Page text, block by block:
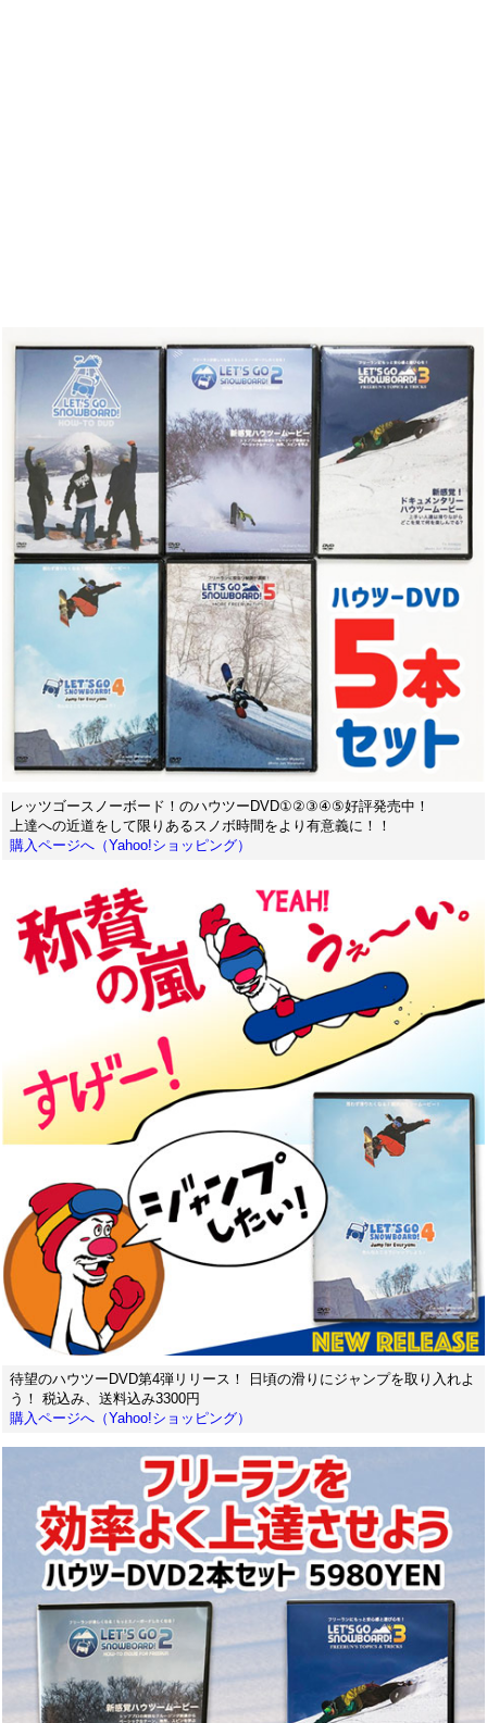
レッツゴースノーボード！のハウツーDVD①②③④⑤好評発売中！
上達への近道をして限りあるスノボ時間をより有意義に！！
購入ページへ（Yahoo!ショッピング）
待望のハウツーDVD第4弾リリース！ 日頃の滑りにジャンプを取り入れよ
う！ 税込み、送料込み3300円
購入ページへ（Yahoo!ショッピング）